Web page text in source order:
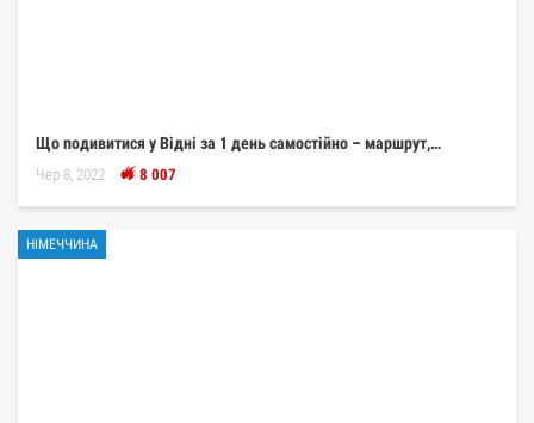
Що подивитися у Відні за 1 день самостійно – маршрут,…
Чер 8, 2022 8 007
НІМЕЧЧИНА